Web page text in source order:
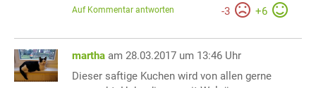
-3 +6
Auf Kommentar antworten
martha am 28.03.2017 um 13:46 Uhr
Dieser saftige Kuchen wird von allen gerne